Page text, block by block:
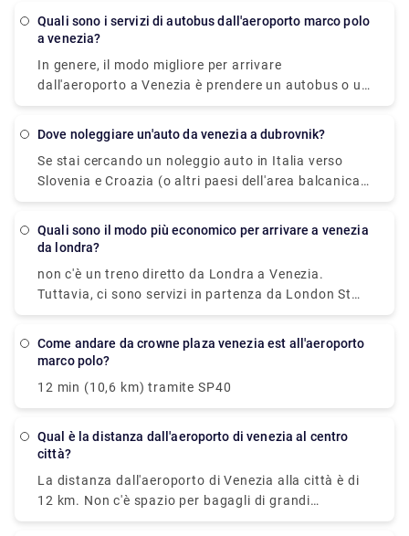
quali sono i servizi di autobus dall'aeroporto marco polo
a venezia?
In genere, il modo migliore per arrivare
dall'aeroporto a Venezia è prendere un autobus o un
taxi dall'aeroporto fino a Piazzale Roma e poi salire
Alilaguna direttamente dall'aeroporto e scendere al
terminal più vicino a dove alloggi.
dove noleggiare un'auto da venezia a dubrovnik?
Se stai cercando un noleggio auto in Italia verso
Slovenia e Croazia (o altri paesi dell'area balcanica)
puoi prenderne uno all'Aeroporto di Venezia o
gratuitamente all'interno dell'UE, Svizzera,
Norvegia, Croazia, Bosnia, Serbia, Montenegro e
Macedonia.
quali sono il modo più economico per arrivare a venezia
da londra?
non c'è un treno diretto da Londra a Venezia.
Tuttavia, ci sono servizi in partenza da London St
Pancras Eurostar e in arrivo a Venezia S. Lucia via
Il viaggio, compresi i trasferimenti, dura circa 13h
come andare da crowne plaza venezia est all'aeroporto
marco polo?
12 min (10,6 km) tramite SP40
Qual è la distanza dall'aeroporto di venezia al centro
città?
La distanza dall'aeroporto di Venezia alla città è di
12 km. Non c'è spazio per bagagli di grandi
dimensioni sull'autobus dall'aeroporto di Venezia a